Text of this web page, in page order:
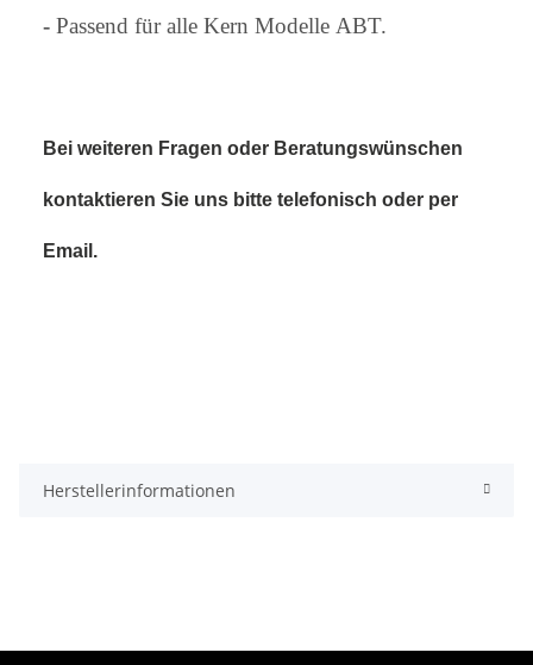
- Passend für alle Kern Modelle ABT.
Bei weiteren Fragen oder Beratungswünschen
kontaktieren Sie uns bitte telefonisch oder per
Email.
Herstellerinformationen